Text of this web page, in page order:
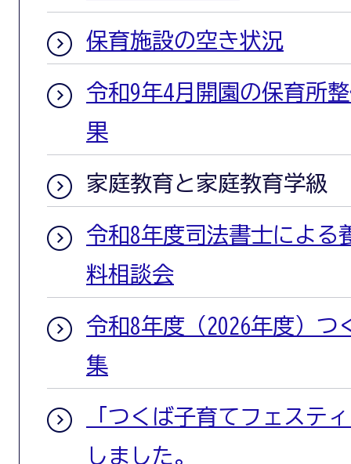
保育施設の空き状況
令和9年4月開園の保育所
果
家庭教育と家庭教育学級
令和8年度司法書士による
料相談会
令和8年度（2026年度）つ
集
「つくば子育てフェステ
しました。